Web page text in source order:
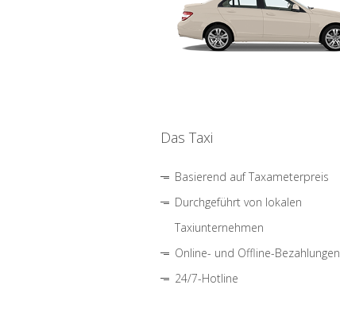
Das Taxi
Basierend auf Taxameterpreis
Durchgeführt von lokalen
Taxiunternehmen
Online- und Offline-Bezahlungen
24/7-Hotline